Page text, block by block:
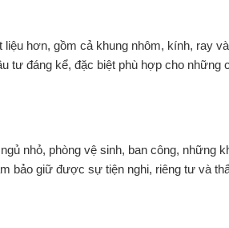
hơn, gồm cả khung nhôm, kính, ray
tư đáng kể, đặc biệt phù hợp cho những
nhỏ, phòng vệ sinh, ban công, những
bảo giữ được sự tiện nghi, riêng tư và